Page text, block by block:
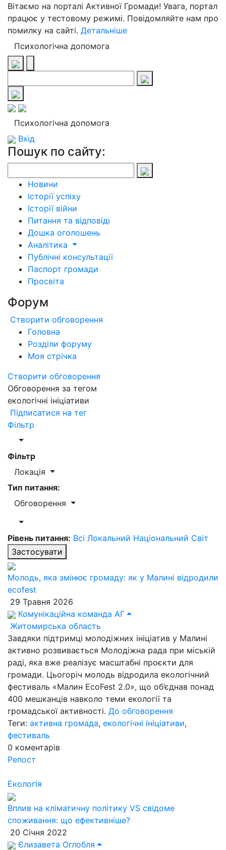
Вітаємо на порталі Активної Громади! Увага, портал
працює у тестовому режимі. Повідомляйте нам про
помилку на сайті. Детальніше
Психологічна допомога
Психологічна допомога
Вхід
Пошук по сайту:
Новини
Історії успіху
Історії війни
Питання та відповіді
Дошка оголошень
Аналітика
Публічні консультації
Паспорт громади
Просвіта
Форум
Створити обговорення
Головна
Розділи форуму
Моя стрічка
Створити обговорення
Обговорення за тегом
екологічні ініціативи
Підписатися на тег
Фільтр
Фільтр
Локація
Тип питання:
Обговорення
Рівень питання: Всі Локальний Національний Світ
Застосувати
Молодь, яка змінює громаду: як у Малині відродили
ecofest
29 Травня 2026
Комунікаційна команда АГ
Житомирська область
Завдяки підтримці молодіжних ініціатив у Малині
активно розвивається Молодіжна рада при міській
раді, яка вже реалізує масштабні проєкти для
громади. Цьогоріч молодь відродила екологічний
фестиваль «Малин EcoFest 2.0», що об’єднав понад
400 мешканців навколо теми екології та
громадської активності. До обговорення
Теги: активна громада, екологічні ініціативи,
фестиваль
0 коментарів
Репост
Екологія
Вплив на кліматичну політику VS свідоме
споживання: що ефективніше?
20 Січня 2022
Єлизавета Оглобля